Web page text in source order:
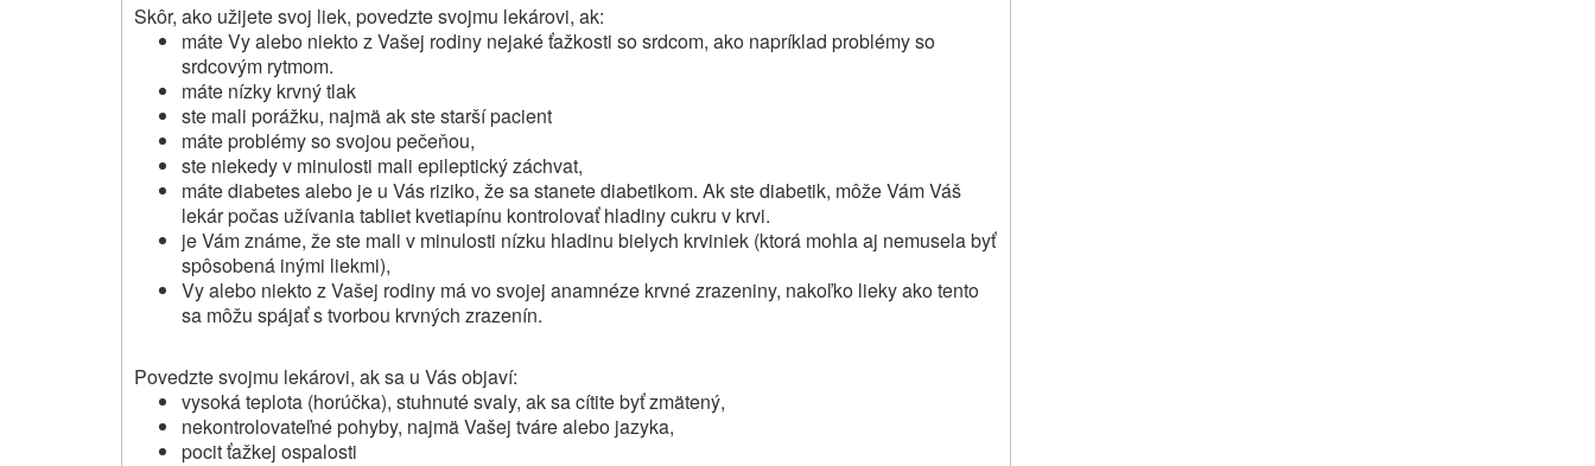
Skôr, ako užijete svoj liek, povedzte svojmu lekárovi, ak:
máte Vy alebo niekto z Vašej rodiny nejaké ťažkosti so srdcom, ako napríklad problémy so
srdcovým rytmom.
máte nízky krvný tlak
ste mali porážku, najmä ak ste starší pacient
máte problémy so svojou pečeňou,
ste niekedy v minulosti mali epileptický záchvat,
máte diabetes alebo je u Vás riziko, že sa stanete diabetikom. Akste diabetik, môže Vám Váš
lekár počas užívania tabliet kvetiapínu kontrolovať hladiny cukru v krvi.
je Vám známe, že ste mali v minulosti nízku hladinu bielych krviniek (ktorá mohla aj nemusela byť
spôsobená inými liekmi),
Vy alebo niekto z Vašej rodiny má vo svojej anamnéze krvné zrazeniny, nakoľko lieky ako tento
sa môžu spájať s tvorbou krvných zrazenín.
Povedzte svojmu lekárovi, ak sa u Vás objaví:
vysoká teplota (horúčka), stuhnuté svaly, ak sa cítite byť zmätený,
nekontrolovateľné pohyby, najmä Vašej tváre alebo jazyka,
pocit ťažkej ospalosti